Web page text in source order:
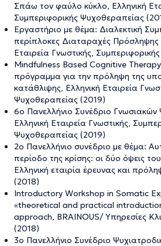
Σπάω τον φαύλο κύκλο, Ελληνική
Συμπεριφορικής Ψυχοθεραπείας
Εργαστήριο με θέμα: Διαλεκτική
περίπλοκες Διαταραχές Πρόσληψης
Εταιρεία Γνωστικής,
Mindfulness Based Cognitive
πρόγραμμα για την πρόληψη της
κατάθλιψης, Ελληνική Εταιρεία
Ψυχοθεραπείας (2019)
6ο Πανελλήνιο Συνέδριο
Ελληνική Εταιρεία Γνωστικής,
Ψυχοθεραπείας (2019)
2ο Πανελλήνιο συνέδριο με θέμα:
περίοδο της κρίσης: οι δύο όψεις
Ελληνική εταιρία έρευνας και
(2018)
Introductory Workshop in Somatic
«theoretical and practical
approach, BRAINOUS/ Υπηρεσίες
(2018)
3ο Πανελλήνιο Συνέδριο